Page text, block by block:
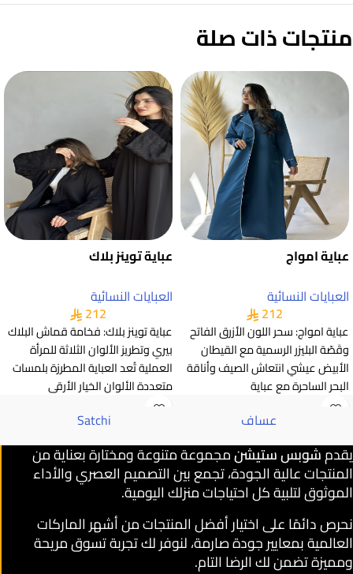
منتجات ذات صلة
عباية امواج
العبايات النسائية
212
عباية امواج: سحر اللون الأزرق الفاتح
وقَصّة البليزر الرسمية مع القيطان
الأبيض عيشي انتعاش الصيف وأناقة
البحر الساحرة مع عباية
عباية توينز بلاك
العبايات النسائية
212
عباية توينز بلاك: فخامة قماش البلاك
بيري وتطريز الألوان الثلاثة للمرأة
العملية تُعد العباية المطرزة بلمسات
متعددة الألوان الخيار الأرقى
عساف Satchi
يقدمشوبس ستيشنمجموعة متنوعة ومختارة بعناية من
المنتجات عالية الجودة، تجمع بين التصميم العصري والأداء
الموثوق لتلبية كل احتياجات منزلك اليومية.
نحرص دائمًا على اختيار أفضل المنتجات من أشهر الماركات
العالمية بمعايير جودة صارمة، لنوفر لك تجربة تسوق مريحة
ومميزة تضمن لك الرضا التام.